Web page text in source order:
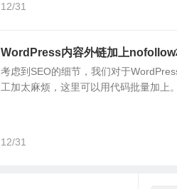
12/31
WordPress内容外链加上nofollow
考虑到SEO的细节，我们对于
工加太麻烦，这里可以用代码批量加上
12/31